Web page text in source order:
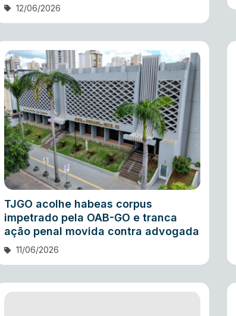
12/06/2026
TJGO acolhe habeas corpus
impetrado pela OAB-GO e tranca
ação penal movida contra advogada
11/06/2026